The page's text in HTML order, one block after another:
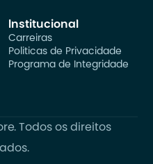
Institucional
Carreiras
Politicas de Privacidade
Programa de Integridade
Todos os direitos